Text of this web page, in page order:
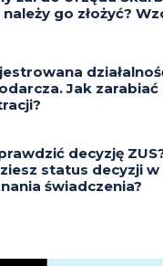
go złożyć?
Jak zarabiać
decyzję
status decyzji
świadczenia?